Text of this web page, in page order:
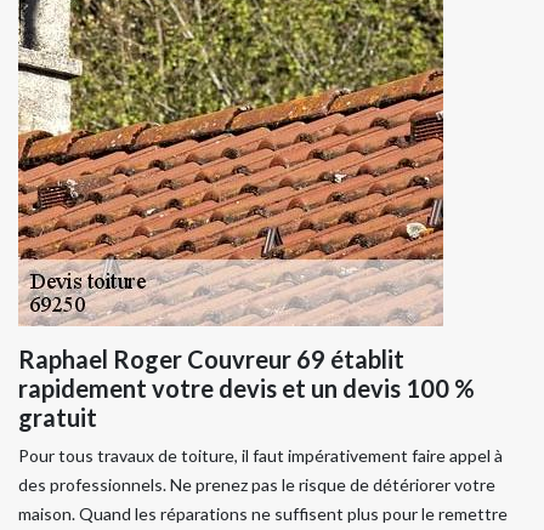
Raphael Roger Couvreur 69 établit
rapidement votre devis et un devis 100 %
gratuit
Pour tous travaux de toiture, il faut impérativement faire appel à
des professionnels. Ne prenez pas le risque de détériorer votre
maison. Quand les réparations ne suffisent plus pour le remettre